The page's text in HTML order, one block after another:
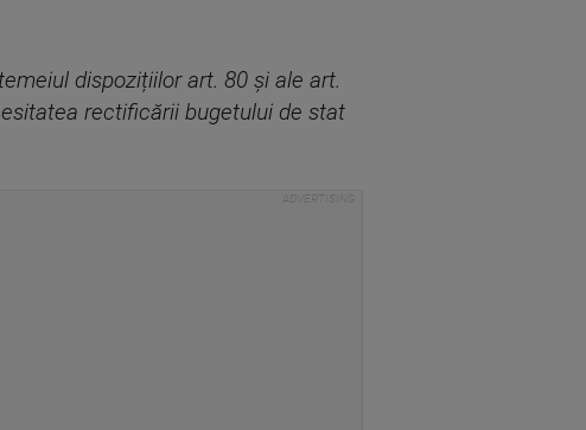
dispozițiilor art. 80 și ale art.
rectificării bugetului de stat